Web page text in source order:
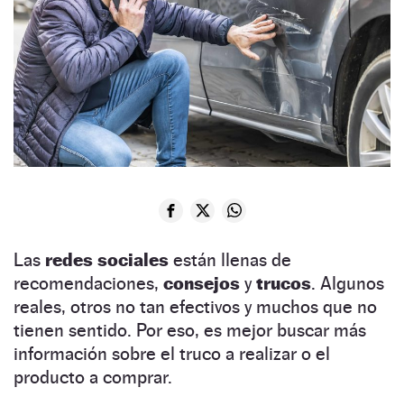
Las redes sociales están llenas de
recomendaciones, consejos ytrucos. Algunos
reales, otros no tan efectivos y muchos que no
tienen sentido. Por eso, es mejor buscar más
información sobre el truco a realizar o el
producto a comprar.